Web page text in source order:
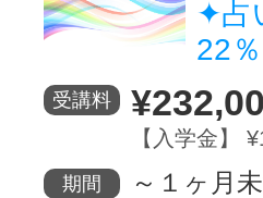
✦占
22
受講料
【入学金】
期間 ～１ヶ月